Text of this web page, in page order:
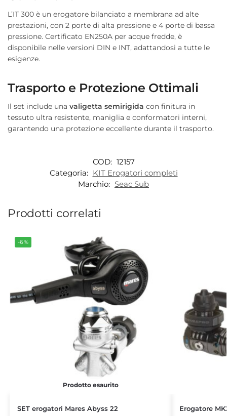
L’IT 300 è un erogatore bilanciato a membrana ad alte
prestazioni, con 2 porte di alta pressione e 4 porte di bassa
pressione. Certificato EN250A per acque fredde, è
disponibile nelle versioni DIN e INT, adattandosi a tutte le
esigenze.
Trasporto e Protezione Ottimali
Il set include una valigetta semirigida con finitura in
tessuto ultra resistente, maniglia e conformatori interni,
garantendo una protezione eccellente durante il trasporto.
COD: 12157
Categoria: KIT Erogatori completi
Marchio: Seac Sub
Prodotti correlati
-6%
Prodotto esaurito
SET erogatori Mares Abyss 22
Erogatore